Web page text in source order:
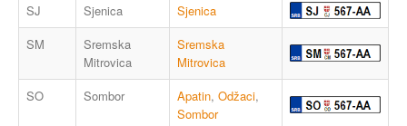
SJ
Sjenica
Sjenica
SM
Sremska
Mitrovica
Sremska
Mitrovica
SO
Sombor Apatin, Odžaci,
Sombor